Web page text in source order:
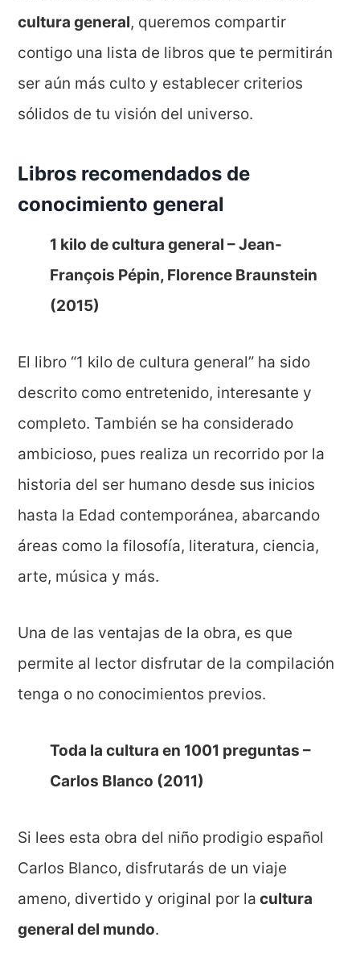
cultura general, queremos compartir
contigo una lista de libros que te permitirán
ser aún más culto y establecer criterios
sólidos de tu visión del universo.
Libros recomendados de
conocimiento general
1 kilo de cultura general – Jean-
François Pépin, Florence Braunstein
(2015)
El libro “1 kilo de cultura general” ha sido
descrito como entretenido, interesante y
completo. También se ha considerado
ambicioso, pues realiza un recorrido por la
historia del ser humano desde sus inicios
hasta la Edad contemporánea, abarcando
áreas como la filosofía, literatura, ciencia,
arte, música y más.
Una de las ventajas de la obra, es que
permite al lector disfrutar de la compilación
tenga o no conocimientos previos.
Toda la cultura en 1001 preguntas –
Carlos Blanco (2011)
Si lees esta obra del niño prodigio español
Carlos Blanco, disfrutarás de un viaje
ameno, divertido y original por la cultura
general del mundo.